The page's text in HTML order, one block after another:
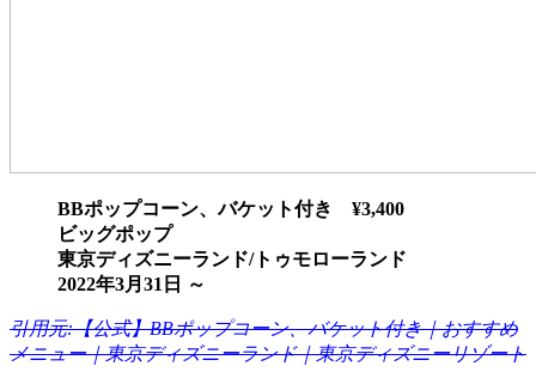
BBポップコーン、バケット付き ¥3,400
ビッグポップ
東京ディズニーランド/トゥモローランド
2022年3月31日 ～
引用元:【公式】BBポップコーン、バケット付き｜おすすめ
メニュー｜東京ディズニーランド｜東京ディズニーリゾート